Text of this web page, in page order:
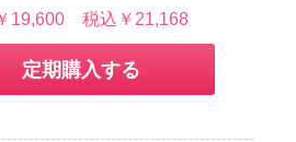
19,600
税込￥21,168
定期購入する